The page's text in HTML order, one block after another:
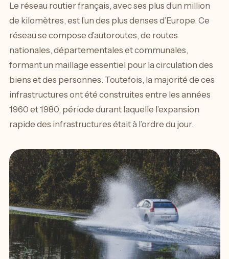
Le réseau routier français, avec ses plus d’un million
de kilomètres, est l’un des plus denses d’Europe. Ce
réseau se compose d’autoroutes, de routes
nationales, départementales et communales,
formant un maillage essentiel pour la circulation des
biens et des personnes. Toutefois, la majorité de ces
infrastructures ont été construites entre les années
1960 et 1980, période durant laquelle l’expansion
rapide des infrastructures était à l’ordre du jour.